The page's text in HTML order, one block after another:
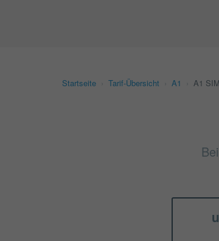
Startseite Tarif-Übersicht A1 A1